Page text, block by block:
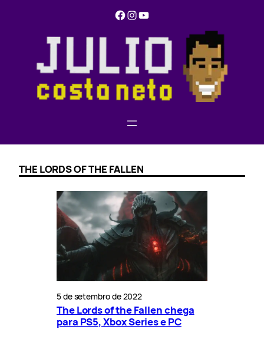
Facebook Instagram YouTube
THE LORDS OF THE FALLEN
5 de setembro de 2022
The Lords of the Fallen chega
para PS5, Xbox Series e PC